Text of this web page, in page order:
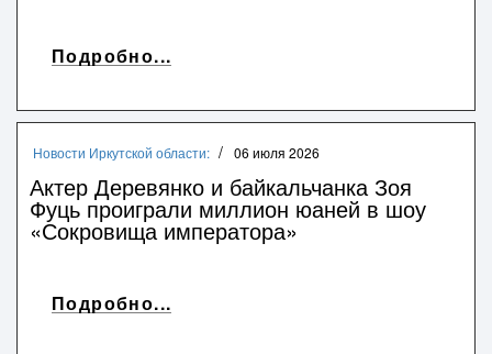
Подробно...
Новости Иркутской области: 06 июля 2026
Актер Деревянко и байкальчанка Зоя
Фуць проиграли миллион юаней в шоу
«Сокровища императора»
Подробно...